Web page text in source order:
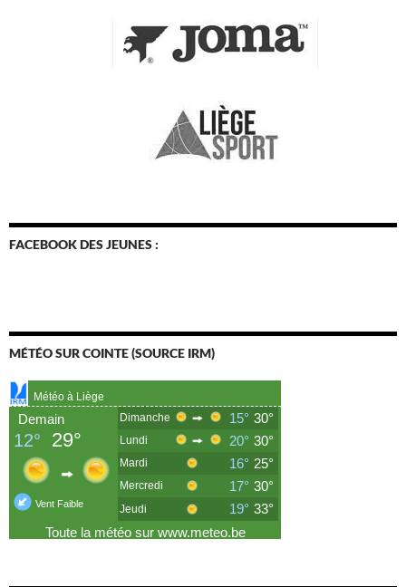
FACEBOOK DES JEUNES :
MÉTÉO SUR COINTE (SOURCE IRM)